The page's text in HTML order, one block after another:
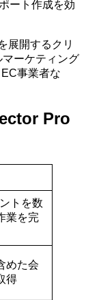
ート作成を効
展開するクリ
ーケティング
事業者な
Pro
トを数
業を完
めた会
得